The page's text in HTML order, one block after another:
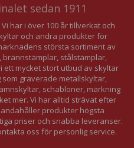
sedan 1911
har i över 100 år tillverkat och
och andra produkter för
största sortiment av
stålstämplar,
ett mycket stort utbud av skyltar
graverade metallskyltar,
schabloner, märkning
mer. Vi har alltid strävat efter
produkter högsta
priser och snabba leveranser.
oss för personlig service.